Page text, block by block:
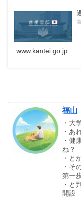
www.kantei.go.jp
福山
・大
・あ
・健
ね？
・と
・そ
第一
・と
開設